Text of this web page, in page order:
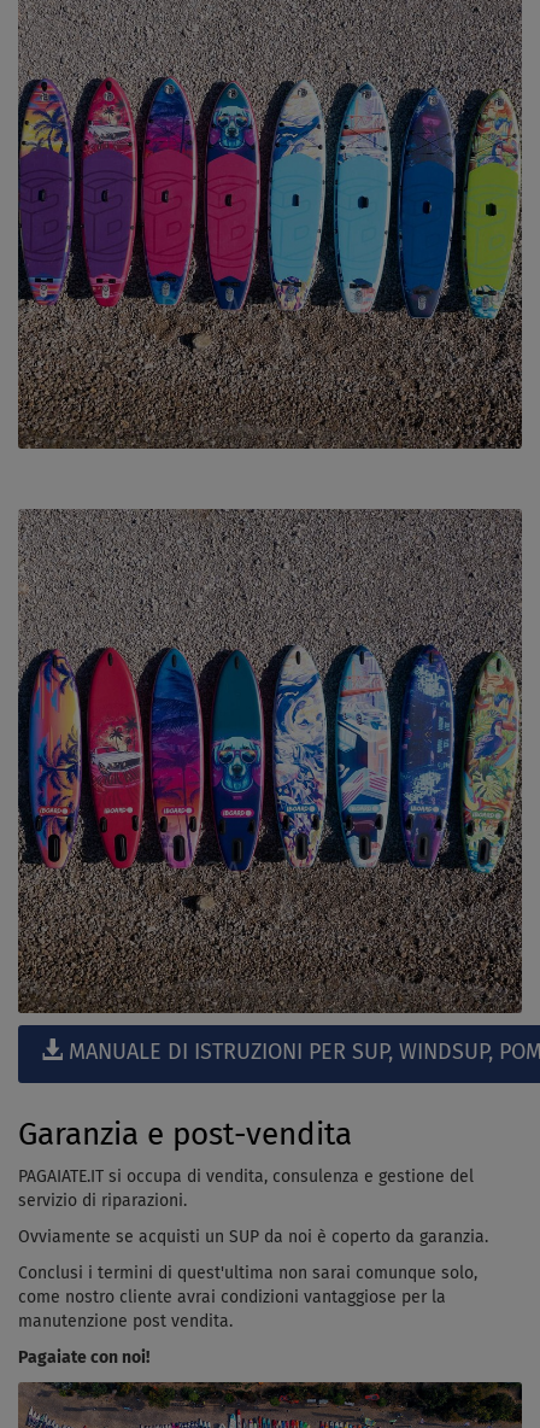
MANUALE DI ISTRUZIONI PER SUP, WINDSUP,
Garanzia e post-vendita
PAGAIATE.IT si occupa di vendita, consulenza e gestione del
servizio di riparazioni.
Ovviamente se acquisti un SUP da noi è coperto da garanzia.
Conclusi i termini di quest'ultima non sarai comunque solo,
come nostro cliente avrai condizioni vantaggiose per la
manutenzione post vendita.
Pagaiate con noi!